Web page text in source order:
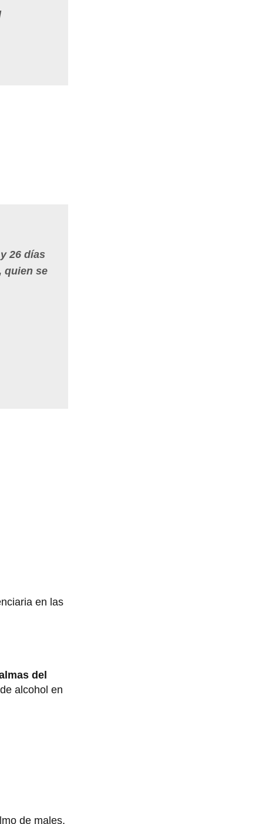
26 días
quien se
en las
del
alcohol en
de males,